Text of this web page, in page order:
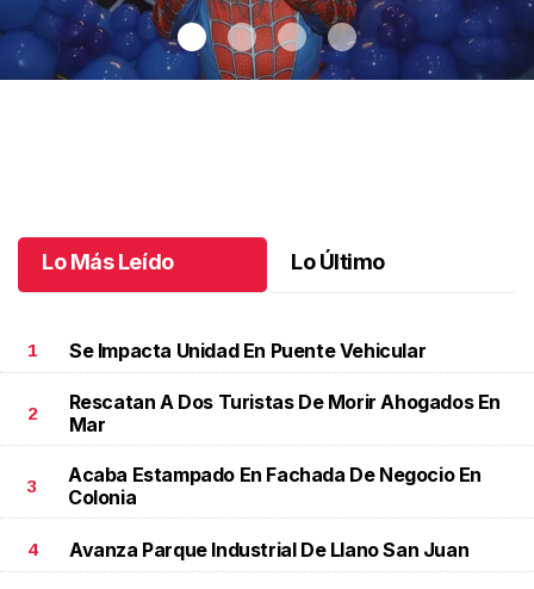
Lo Más Leído Lo Último
1 Se Impacta Unidad En Puente Vehicular
2
Rescatan A Dos Turistas De Morir Ahogados En
Mar
3
Acaba Estampado En Fachada De Negocio En
Colonia
4 Avanza Parque Industrial De Llano San Juan